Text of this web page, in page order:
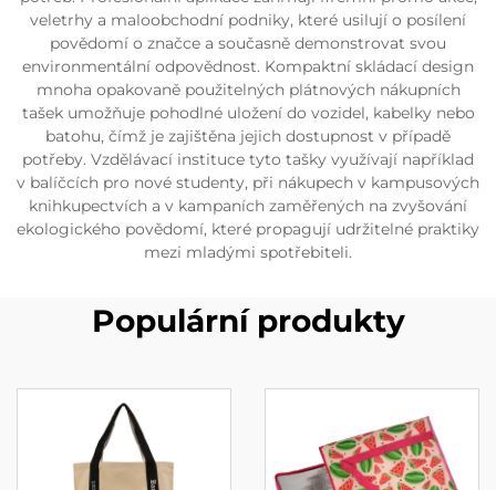
veletrhy a maloobchodní podniky, které usilují o posílení
povědomí o značce a současně demonstrovat svou
environmentální odpovědnost. Kompaktní skládací design
mnoha opakovaně použitelných plátnových nákupních
tašek umožňuje pohodlné uložení do vozidel, kabelky nebo
batohu, čímž je zajištěna jejich dostupnost v případě
potřeby. Vzdělávací instituce tyto tašky využívají například
v balíčcích pro nové studenty, při nákupech v kampusových
knihkupectvích a v kampaních zaměřených na zvyšování
ekologického povědomí, které propagují udržitelné praktiky
mezi mladými spotřebiteli.
Populární produkty